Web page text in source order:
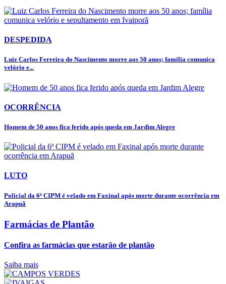
DESPEDIDA
Luiz Carlos Ferreira do Nascimento morre aos 50 anos; família comunica
velório e...
OCORRÊNCIA
Homem de 50 anos fica ferido após queda em Jardim Alegre
LUTO
Policial da 6ª CIPM é velado em Faxinal após morte durante ocorrência em
Arapuã
Farmácias de Plantão
Confira as farmácias que estarão de plantão
Saiba mais